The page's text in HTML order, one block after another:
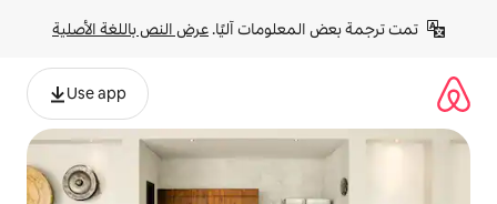
آليًا. عرض النص باللغة الأصلية